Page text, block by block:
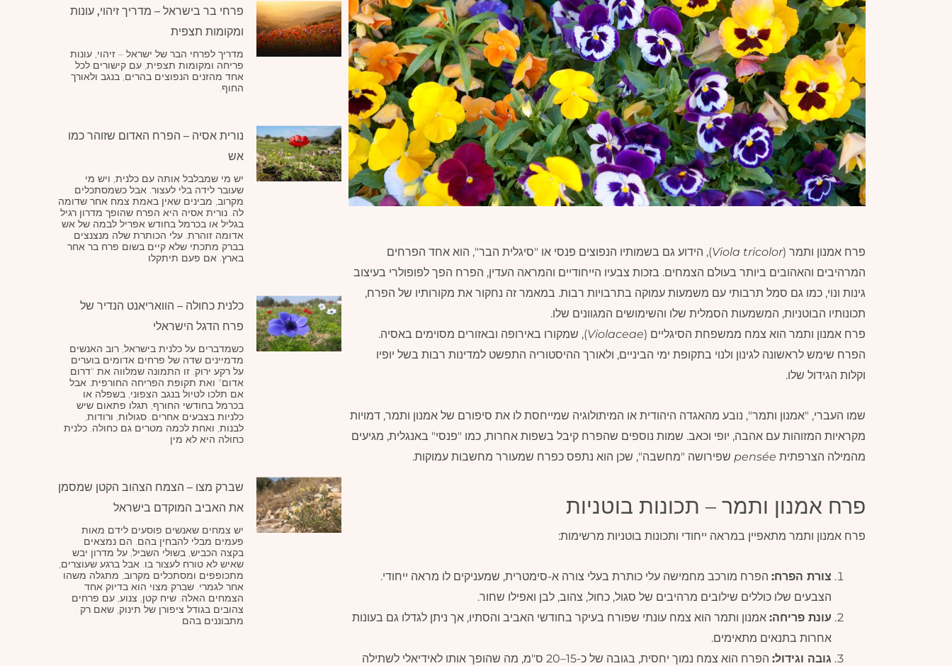
פרח אמנון ותמר (Viola tricolor), הידוע גם בשמותיו הנפוצים פנסי או "סיגלית הבר", הוא אחד הפרחים
המרהיבים והאהובים ביותר בעולם הצמחים. בזכות צבעיו הייחודיים והמראה העדין, הפרח הפך לפופולרי בעיצוב
גינות ונוי, כמו גם סמל תרבותי עם משמעות עמוקה בתרבויות רבות. במאמר זה נחקור את מקורותיו של הפרח,
תכונותיו הבוטניות, המשמעות הסמלית שלו והשימושים המגוונים שלו.
פרח אמנון ותמר הוא צמח ממשפחת הסיגליים (Violaceae), שמקורו באירופה ובאזורים מסוימים באסיה.
הפרח שימש לראשונה לגינון ולנוי בתקופת ימי הביניים, ולאורך ההיסטוריה התפשט למדינות רבות בשל יופיו
וקלות הגידול שלו.
שמו העברי, "אמנון ותמר", נובע מהאגדה היהודית או המיתולוגיה שמייחסת לו את סיפורם של אמנון ותמר, דמויות
מקראיות המזוהות עם אהבה, יופי וכאב. שמות נוספים שהפרח קיבל בשפות אחרות, כמו "פנסי" באנגלית, מגיעים
מהמילה הצרפתית pensée שפירושה "מחשבה", שכן הוא נתפס כפרח שמעורר מחשבות עמוקות.
פרח אמנון ותמר – תכונות בוטניות
פרח אמנון ותמר מתאפיין במראה ייחודי ותכונות בוטניות מרשימות:
צורת הפרח: הפרח מורכב מחמישה עלי כותרת בעלי צורה א-סימטרית, שמעניקים לו מראה ייחודי.
הצבעים שלו כוללים שילובים מרהיבים של סגול, כחול, צהוב, לבן ואפילו שחור.
עונת פריחה: אמנון ותמר הוא צמח עונתי שפורח בעיקר בחודשי האביב והסתיו, אך ניתן לגדלו גם בעונות
אחרות בתנאים מתאימים.
גובה וגידול:
הפרח הוא צמח נמוך יחסית, בגובה של כ-15–20 ס"מ, מה שהופך אותו לאידיאלי לשתילה
פרחי בר בישראל – מדריך זיהוי, עונות
ומקומות תצפית
מדריך לפרחי הבר של ישראל – זיהוי, עונות
פריחה ומקומות תצפית, עם קישורים לכל
אחד מהזנים הנפוצים בהרים, בנגב ולאורך
החוף.
נורית אסיה – הפרח האדום שזוהר כמו
אש
יש מי שמבלבל אותה עם כלנית, ויש מי
שעובר לידה בלי לעצור. אבל כשמסתכלים
מקרוב, מבינים שאין באמת צמח אחר שדומה
לה. נורית אסיה היא הפרח שהופך מדרון רגיל
בגליל או בכרמל בחודש אפריל לבמה של אש
אדומה זוהרת. עלי הכותרת שלה מנצנצים
בברק מתכתי שלא קיים בשום פרח בר אחר
בארץ. אם פעם תיתקלו
כלנית כחולה – הוואריאנט הנדיר של
פרח הדגל הישראלי
כשמדברים על כלנית בישראל, רוב האנשים
מדמיינים שדה של פרחים אדומים בוערים
על רקע ירוק. זו התמונה שמלווה את "דרום
אדום" ואת תקופת הפריחה החורפית. אבל
אם תלכו לטיול בנגב הצפוני, בשפלה או
בכרמל בחודשי החורף, תגלו פתאום שיש
כלניות בצבעים אחרים. סגולות, ורודות,
לבנות, ואחת לכמה מטרים גם כחולה. כלנית
כחולה היא לא מין
שברק מצו – הצמח הצהוב הקטן שמסמן
את האביב המוקדם בישראל
יש צמחים שאנשים פוסעים לידם מאות
פעמים מבלי להבחין בהם. הם נמצאים
בקצה הכביש, בשולי השביל, על מדרון יבש
שאיש לא טורח לעצור בו. אבל ברגע שעוצרים,
מתכופפים ומסתכלים מקרוב, מתגלה משהו
אחר לגמרי. שברק מצוי הוא בדיוק אחד
הצמחים האלה. שיח קטן, צנוע, עם פרחים
צהובים בגודל ציפורן של תינוק, שאם רק
מתבוננים בהם